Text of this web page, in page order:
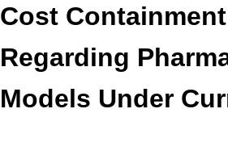
Cost
Regarding
Models Under